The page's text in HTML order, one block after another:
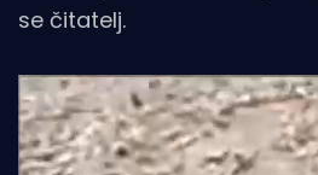
se čitatelj.